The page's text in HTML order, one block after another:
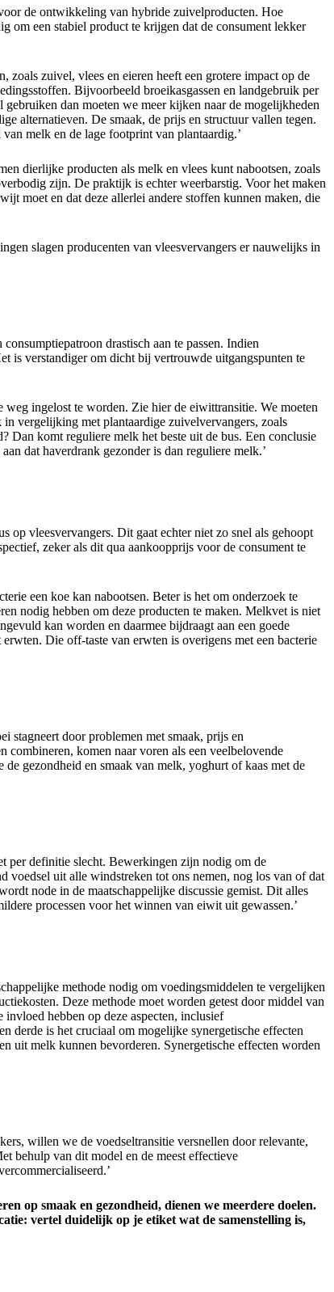
de ontwikkeling van hybride zuivelproducten. Hoe
om een stabiel product te krijgen dat de consument lekker
zuivel, vlees en eieren heeft een grotere impact op de
Bijvoorbeeld broeikasgassen en landgebruik per
dan moeten we meer kijken naar de mogelijkheden
alternatieven. De smaak, de prijs en structuur vallen tegen.
melk en de lage footprint van plantaardig.’
dierlijke producten als melk en vlees kunt nabootsen, zoals
zijn. De praktijk is echter weerbarstig. Voor het maken
moet en dat deze allerlei andere stoffen kunnen maken, die
slagen producenten van vleesvervangers er nauwelijks in
drastisch aan te passen. Indien
is verstandiger om dicht bij vertrouwde uitgangspunten te
ingelost te worden. Zie hier de eiwittransitie. We moeten
vergelijking met plantaardige zuivelvervangers, zoals
Dan komt reguliere melk het beste uit de bus. Een conclusie
dat haverdrank gezonder is dan reguliere melk.’
op vleesvervangers. Dit gaat echter niet zo snel als gehoopt
zeker als dit qua aankoopprijs voor de consument te
een koe kan nabootsen. Beter is het om onderzoek te
nodig hebben om deze producten te maken. Melkvet is niet
kan worden en daarmee bijdraagt aan een goede
Die off-taste van erwten is overigens met een bacterie
stagneert door problemen met smaak, prijs en
komen naar voren als een veelbelovende
gezondheid en smaak van melk, yoghurt of kaas met de
per definitie slecht. Bewerkingen zijn nodig om de
voedsel uit alle windstreken tot ons nemen, nog los van of dat
node in de maatschappelijke discussie gemist. Dit alles
processen voor het winnen van eiwit uit gewassen.’
methode nodig om voedingsmiddelen te vergelijken
Deze methode moet worden getest door middel van
invloed hebben op deze aspecten, inclusief
derde is het cruciaal om mogelijke synergetische effecten
uit melk kunnen bevorderen. Synergetische effecten worden
willen we de voedseltransitie versnellen door relevante,
behulp van dit model en de meest effectieve
op smaak en gezondheid, dienen we meerdere doelen.
vertel duidelijk op je etiket wat de samenstelling is,